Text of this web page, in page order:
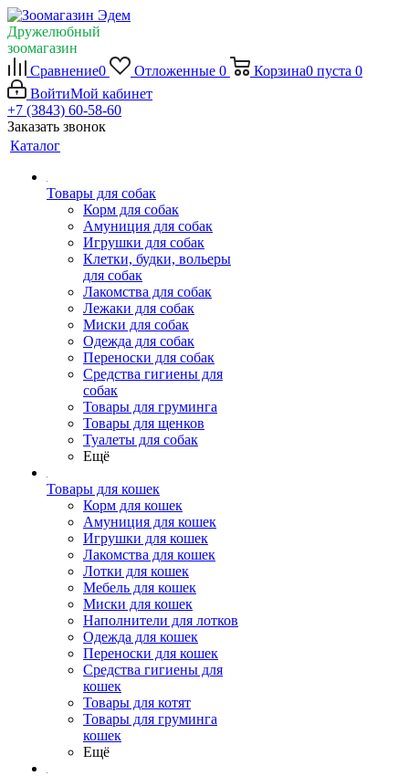
Дружелюбный
зоомагазин
Сравнение0 Отложенные 0 Корзина0 пуста 0
ВойтиМой кабинет
+7 (3843) 60-58-60
Заказать звонок
Каталог
Товары для собак
Корм для собак
Амуниция для собак
Игрушки для собак
Клетки, будки, вольеры
для собак
Лакомства для собак
Лежаки для собак
Миски для собак
Одежда для собак
Переноски для собак
Средства гигиены для
собак
Товары для груминга
Товары для щенков
Туалеты для собак
Ещё
Товары для кошек
Корм для кошек
Амуниция для кошек
Игрушки для кошек
Лакомства для кошек
Лотки для кошек
Мебель для кошек
Миски для кошек
Наполнители для лотков
Одежда для кошек
Переноски для кошек
Средства гигиены для
кошек
Товары для котят
Товары для груминга
кошек
Ещё